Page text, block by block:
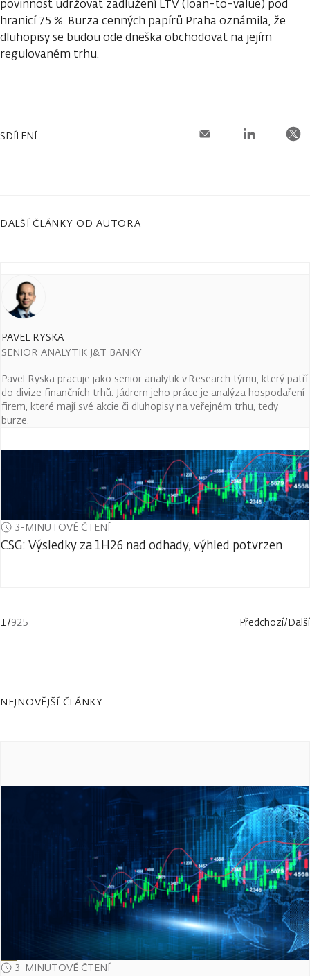
povinnost udržovat zadlužení LTV (loan-to-value) pod
hranicí 75 %. Burza cenných papírů Praha oznámila, že
dluhopisy se budou ode dneška obchodovat na jejím
regulovaném trhu.
SDÍLENÍ
DALŠÍ ČLÁNKY OD AUTORA
PAVEL RYSKA
SENIOR ANALYTIK J&T BANKY
Pavel Ryska pracuje jako senior analytik v Research týmu, který patří
do divize finančních trhů. Jádrem jeho práce je analýza hospodaření
firem, které mají své akcie či dluhopisy na veřejném trhu, tedy
burze.
3-MINUTOVÉ ČTENÍ
CSG: Výsledky za 1H26 nad odhady, výhled potvrzen
1/925 Předchozí/Další
NEJNOVĚJŠÍ ČLÁNKY
3-MINUTOVÉ ČTENÍ